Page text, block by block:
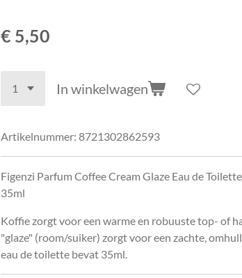
€ 5,50
In winkelwagen
Artikelnummer: 8721302862593
Figenzi Parfum Coffee Cream Glaze Eau de
35ml
Koffie zorgt voor een warme en robuuste top- of
"glaze" (room/suiker) zorgt voor een zachte,
eau de toilette bevat 35ml.